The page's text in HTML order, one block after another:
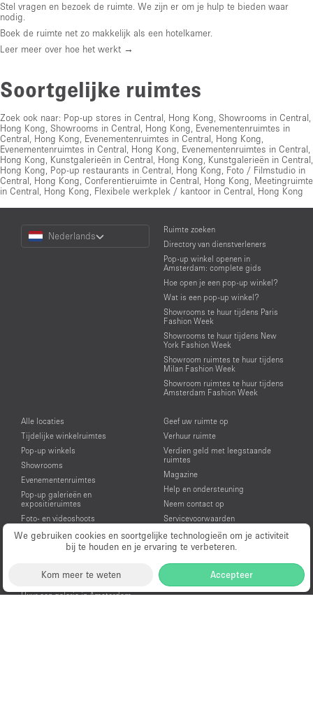
We gebruiken cookies en soortgelijke technologieën om je activiteit
bij te houden en je ervaring te verbeteren.
Kom meer te weten Accepteer
Stel vragen en bezoek de ruimte. We zijn er om je hulp te bieden waar
nodig.
Boek de ruimte net zo makkelijk als een hotelkamer.
Leer meer over hoe het werkt →
Soortgelijke ruimtes
Zoek ook naar: Pop-up stores in Central, Hong Kong Showrooms in Central,
Hong Kong Showrooms in Central, Hong Kong Evenementenruimtes in
Central, Hong Kong Evenementenruimtes in Central, Hong Kong
Evenementenruimtes in Central, Hong Kong Evenementenruimtes in Central,
Hong Kong Kunstgalerieën in Central, Hong Kong Kunstgalerieën in Central,
Hong Kong Pop-up restaurants in Central, Hong Kong Foto / Filmstudio in
Central, Hong Kong Conferentieruimte in Central, Hong Kong Meetingruimte
in Central, Hong Kong Flexibele werkplek / kantoor in Central, Hong Kong
Choose
Language
Nederlands
Ruimte zoeken
Directory van dienstverleners
Pop-up winkel openen in
Amsterdam: complete gids
Hoe open je een pop-up winkel?
Wat is een pop-up winkel?
Showrooms te huur tijdens Paris
Fashion Week
Showrooms te huur tijdens New
York Fashion Week
Showroom ruimtes te huur tijdens
Milan Fashion Week
Showroom ruimtes te huur tijdens
Amsterdam Fashion Week
Alle locaties
Tijdelijke winkelruimtes
Pop-up winkels
Showrooms
Evenementenruimtes
Pop-up galerieën en
expositieruimtes
Foto- en videoshoots
Huur een pop-up winkel in
Amsterdam
Huur een evenementenruimte in
Amsterdam
Huur een galerie in Amsterdam
Geef uw ruimte op
Verhuur ruimte
Verdien geld met leegstaande
ruimtes
Magazine
Help en ondersteuning
Neem contact op
Servicevoorwaarden
Privacy